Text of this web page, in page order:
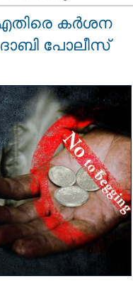
കർശന
പോലീസ്